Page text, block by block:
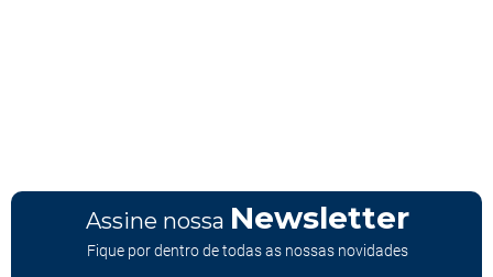
Assine nossa Newsletter
Fique por dentro de todas as nossas novidades